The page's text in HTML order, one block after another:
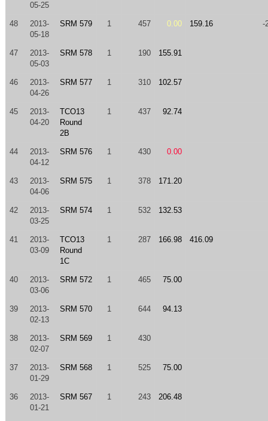
05-25
48
2013-
05-18
SRM 579 1 457 0.00 159.16 -
47
2013-
05-03
SRM 578 1 190 155.91
46
2013-
04-26
SRM 577 1 310 102.57
45
2013-
04-20
TCO13
Round
2B
1 437 92.74
44
2013-
04-12
SRM 576 1 430 0.00
43
2013-
04-06
SRM 575 1 378 171.20
42
2013-
03-25
SRM 574 1 532 132.53
41
2013-
03-09
TCO13
Round
1C
1 287 166.98 416.09
40
2013-
03-06
SRM 572 1 465 75.00
39
2013-
02-13
SRM 570 1 644 94.13
38
2013-
02-07
SRM 569 1 430
37
2013-
01-29
SRM 568 1 525 75.00
36
2013-
01-21
SRM 567 1 243 206.48